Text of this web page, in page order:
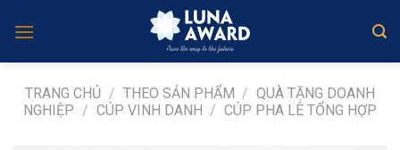
TRANG CHỦ / THEO SẢN PHẨM / QUÀ TẶNG DOANH
NGHIỆP / CÚP VINH DANH / CÚP PHA LÊ TỔNG HỢP